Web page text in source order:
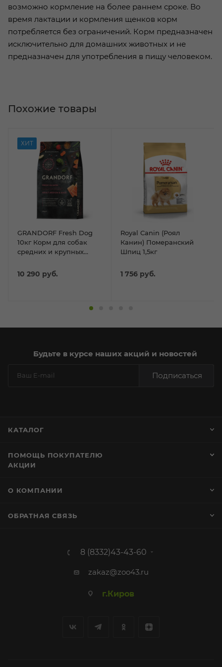
возможно кормление на более раннем сроке. Во
время лактации и кормления щенков корм
потребляется без ограничений. Корм предназначен
исключительно для домашних животных и не
предназначен для употребления в пищу человеком.
ХИТ
GRANDORF Fresh Dog
10кг Корм для собак
средних и крупных
лосося с бататом
10 290 руб.
Royal Canin (Роял
Канин) Померанский
Шпиц 1,5кг
1 756 руб.
Похожие товары
Будьте в курсе наших акций и новостей
Подписаться
КАТАЛОГ
ПОМОЩЬ ПОКУПАТЕЛЮ
АКЦИИ
О КОМПАНИИ
ОБРАТНАЯ СВЯЗЬ
8 (8332)43-43-60
zakaz@zoo43.ru
г.Киров